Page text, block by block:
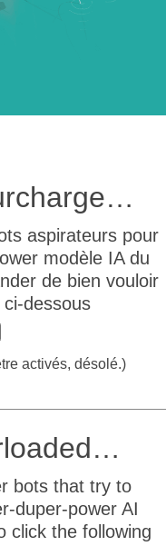
aspirateurs pour
modèle IA du
de bien vouloir
dessous
activés, désolé.)
bots that try to
duper-power AI
click the following